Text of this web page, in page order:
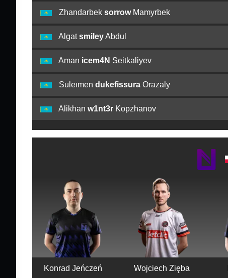
Zhandarbek sorrow Mamyrbek
Algat smileyAbdul
Aman icem4N Seitkaliyev
Suleımen dukefissura Orazaly
Alikhan w1nt3r Kopzhanov
Konrad Jeńczeń
Wojciech Zięba